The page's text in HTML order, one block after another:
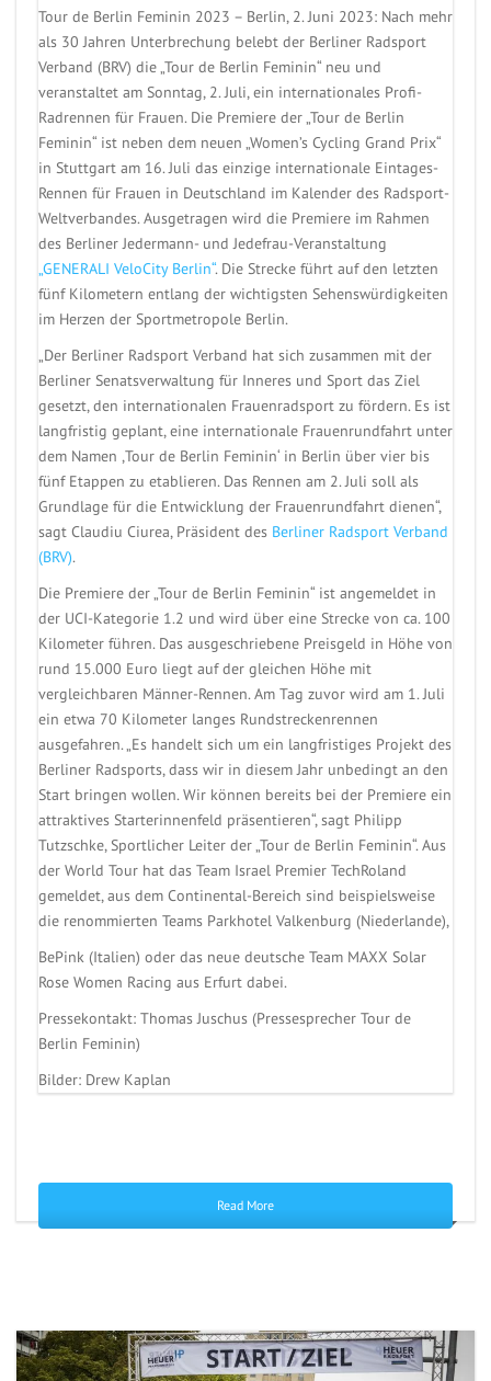
Tour de Berlin Feminin 2023 – Berlin, 2. Juni 2023: Nach mehr
als 30 Jahren Unterbrechung belebt der Berliner Radsport
Verband (BRV) die „Tour de Berlin Feminin“ neu und
veranstaltet am Sonntag, 2. Juli, ein internationales Profi-
Radrennen für Frauen. Die Premiere der „Tour de Berlin
Feminin“ ist neben dem neuen „Women’s Cycling Grand Prix“
in Stuttgart am 16. Juli das einzige internationale Eintages-
Rennen für Frauen in Deutschland im Kalender des Radsport-
Weltverbandes. Ausgetragen wird die Premiere im Rahmen
des Berliner Jedermann- und Jedefrau-Veranstaltung
„GENERALI VeloCity Berlin“. Die Strecke führt auf den letzten
fünf Kilometern entlang der wichtigsten Sehenswürdigkeiten
im Herzen der Sportmetropole Berlin.
„Der Berliner Radsport Verband hat sich zusammen mit der
Berliner Senatsverwaltung für Inneres und Sport das Ziel
gesetzt, den internationalen Frauenradsport zu fördern. Es ist
langfristig geplant, eine internationale Frauenrundfahrt unter
dem Namen ,Tour de Berlin Feminin‘ in Berlin über vier bis
fünf Etappen zu etablieren. Das Rennen am 2. Juli soll als
Grundlage für die Entwicklung der Frauenrundfahrt dienen“,
sagt Claudiu Ciurea, Präsident des Berliner Radsport Verband
(BRV).
Die Premiere der „Tour de Berlin Feminin“ ist angemeldet in
der UCI-Kategorie 1.2 und wird über eine Strecke von ca. 100
Kilometer führen. Das ausgeschriebene Preisgeld in Höhe von
rund 15.000 Euro liegt auf der gleichen Höhe mit
vergleichbaren Männer-Rennen. Am Tag zuvor wird am 1. Juli
ein etwa 70 Kilometer langes Rundstreckenrennen
ausgefahren. „Es handelt sich um ein langfristiges Projekt des
Berliner Radsports, dass wir in diesem Jahr unbedingt an den
Start bringen wollen. Wir können bereits bei der Premiere ein
attraktives Starterinnenfeld präsentieren“, sagt Philipp
Tutzschke, Sportlicher Leiter der „Tour de Berlin Feminin“. Aus
der World Tour hat das Team Israel Premier TechRoland
gemeldet, aus dem Continental-Bereich sind beispielsweise
die renommierten Teams Parkhotel Valkenburg (Niederlande),
BePink (Italien) oder das neue deutsche Team MAXX Solar
Rose Women Racing aus Erfurt dabei.
Pressekontakt: Thomas Juschus (Pressesprecher Tour de
Berlin Feminin)
Bilder: Drew Kaplan
Read More